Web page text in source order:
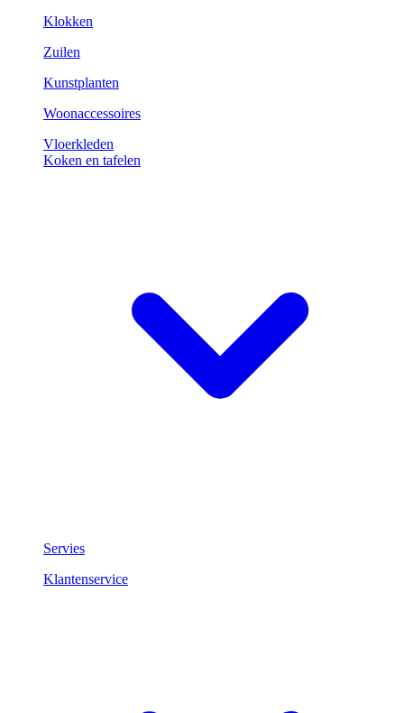
Klokken
Zuilen
Kunstplanten
Woonaccessoires
Vloerkleden
Koken en tafelen
Servies
Klantenservice